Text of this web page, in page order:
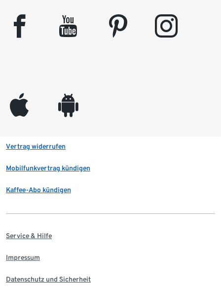
facebook youtube pinterest instagram
appleinc android
Vertrag widerrufen
Mobilfunkvertrag kündigen
Kaffee-Abo kündigen
Service & Hilfe
Impressum
Datenschutz und Sicherheit